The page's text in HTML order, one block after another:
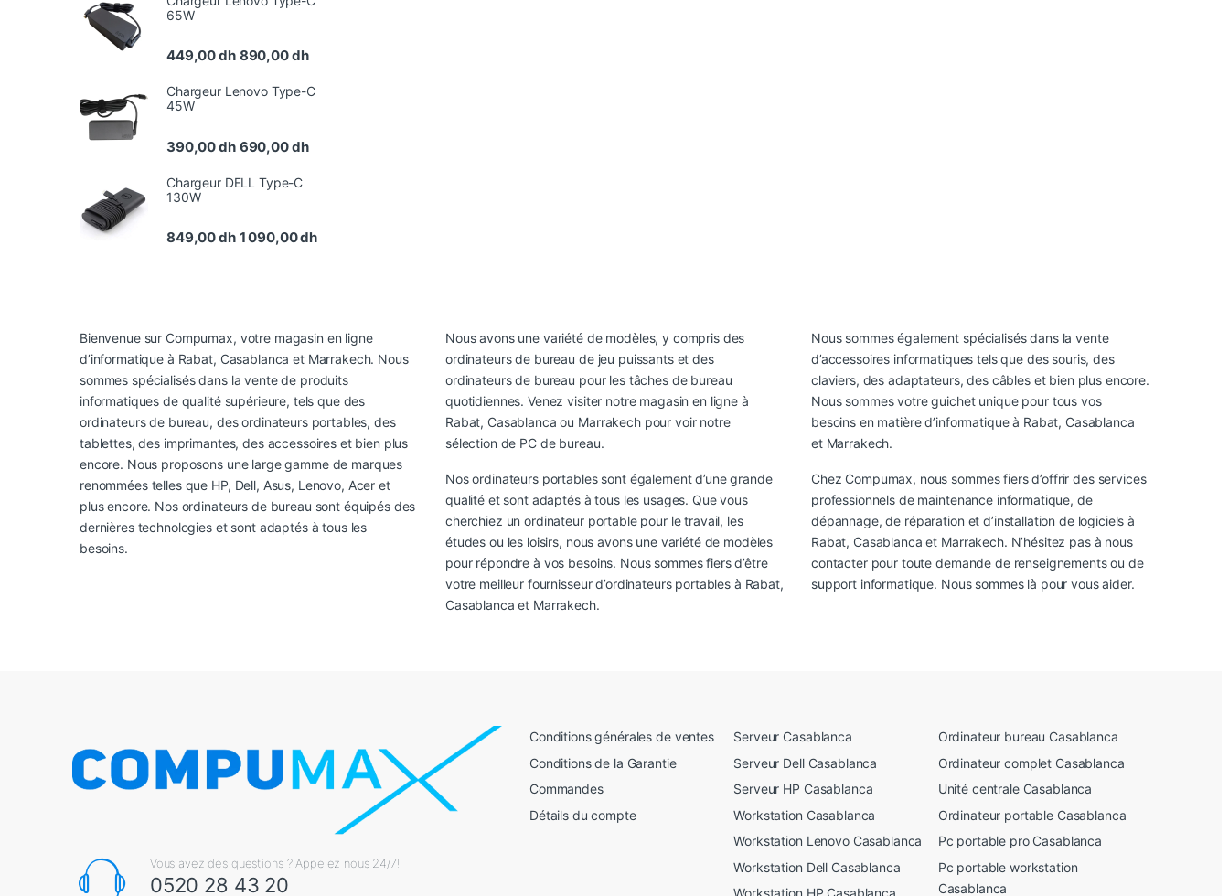
65W
449,00dh 890,00dh
Chargeur Lenovo Type-C
45W
390,00dh 690,00dh
Chargeur DELL Type-C
130W
849,00dh 1 090,00dh
Bienvenue sur Compumax, votre magasin en ligne
d’informatique à Rabat, Casablanca et Marrakech. Nous
sommes spécialisés dans la vente de produits
informatiques de qualité supérieure, tels que des
ordinateurs de bureau, des ordinateurs portables, des
tablettes, des imprimantes, des accessoires et bien plus
encore. Nous proposons une large gamme de marques
renommées telles que HP, Dell, Asus, Lenovo, Acer et
plus encore. Nos ordinateurs de bureau sont équipés des
dernières technologies et sont adaptés à tous les
besoins.
Nous avons une variété de modèles, y compris des
ordinateurs de bureau de jeu puissants et des
ordinateurs de bureau pour les tâches de bureau
quotidiennes. Venez visiter notre magasin en ligne à
Rabat, Casablanca ou Marrakech pour voir notre
sélection de PC de bureau.
Nos ordinateurs portables sont également d’une grande
qualité et sont adaptés à tous les usages. Que vous
cherchiez un ordinateur portable pour le travail, les
études ou les loisirs, nous avons une variété de modèles
pour répondre à vos besoins. Nous sommes fiers d’être
votre meilleur fournisseur d’ordinateurs portables à Rabat,
Casablanca et Marrakech.
Nous sommes également spécialisés dans la vente
d’accessoires informatiques tels que des souris, des
claviers, des adaptateurs, des câbles et bien plus encore.
Nous sommes votre guichet unique pour tous vos
besoins en matière d’informatique à Rabat, Casablanca
et Marrakech.
Chez Compumax, nous sommes fiers d’offrir des services
professionnels de maintenance informatique, de
dépannage, de réparation et d’installation de logiciels à
Rabat, Casablanca et Marrakech. N’hésitez pas à nous
contacter pour toute demande de renseignements ou de
support informatique. Nous sommes là pour vous aider.
Vous avez des questions ? Appelez nous 24/7!
0520 28 43 20
Conditions générales de ventes
Conditions de la Garantie
Commandes
Détails du compte
Serveur Casablanca
Serveur Dell Casablanca
Serveur HP Casablanca
Workstation Casablanca
Workstation Lenovo Casablanca
Workstation Dell Casablanca
Ordinateur bureau Casablanca
Ordinateur complet Casablanca
Unité centrale Casablanca
Ordinateur portable Casablanca
Pc portable pro Casablanca
Pc portable workstation
Casablanca